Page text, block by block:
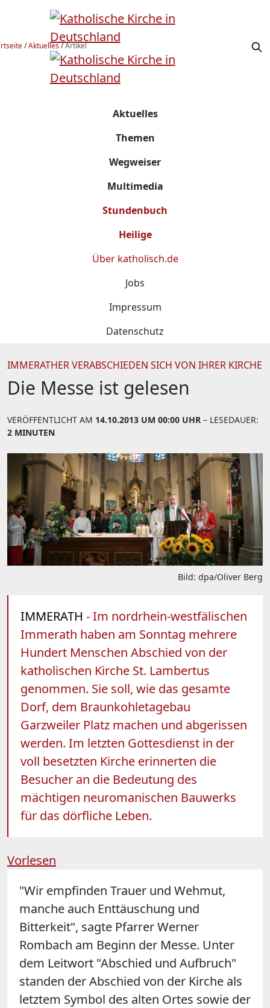
/Aktuelles/Artikel
Aktuelles
Themen
Wegweiser
Multimedia
Stundenbuch
Heilige
Über katholisch.de
Jobs
Impressum
Datenschutz
IMMERATHER VERABSCHIEDEN SICH VON IHRER KIRCHE
Die Messe ist gelesen
VERÖFFENTLICHT AM 14.10.2013 UM 00:00 UHR – LESEDAUER:
2 MINUTEN
Bild: dpa/Oliver Berg
IMMERATH - Im nordrhein-westfälischen
Immerath haben am Sonntag mehrere
Hundert Menschen Abschied von der
katholischen Kirche St. Lambertus
genommen. Sie soll, wie das gesamte
Dorf, dem Braunkohletagebau
Garzweiler Platz machen und abgerissen
werden. Im letzten Gottesdienst in der
voll besetzten Kirche erinnerten die
Besucher an die Bedeutung des
mächtigen neuromanischen Bauwerks
für das dörfliche Leben.
Vorlesen
"Wir empfinden Trauer und Wehmut,
manche auch Enttäuschung und
Bitterkeit", sagte Pfarrer Werner
Rombach am Beginn der Messe. Unter
dem Leitwort "Abschied und Aufbruch"
standen der Abschied von der Kirche als
letztem Symbol des alten Ortes sowie der